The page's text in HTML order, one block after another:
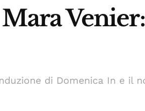
Mara
di Domenica In e il